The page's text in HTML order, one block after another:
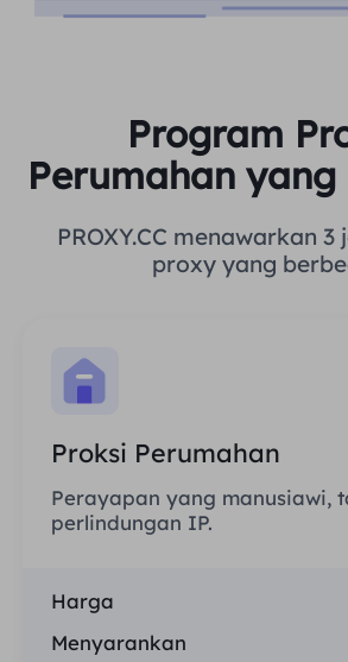
Program
Perumahan yang
PROXY.CC menawarkan
proxy yang
Proksi Perumahan
Perayapan yang manusiawi,
perlindungan IP.
Harga
Menyarankan